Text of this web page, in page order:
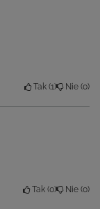
Tak 1 Nie 0
Tak 0 Nie 0